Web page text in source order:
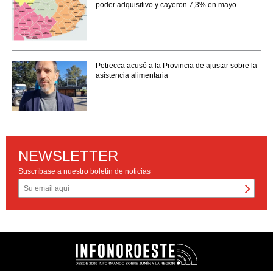
poder adquisitivo y cayeron 7,3% en mayo
Petrecca acusó a la Provincia de ajustar sobre la
asistencia alimentaria
NEWSLETTER
Suscríbase a nuestro boletín de noticias